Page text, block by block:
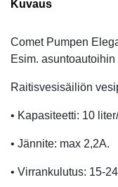
Kuvaus
Comet Pumpen
Esim.
Raitisvesisäiliön
• Kapasiteetti: 10
• Jännite: max 2,2A.
• Virrankulutus: 15-